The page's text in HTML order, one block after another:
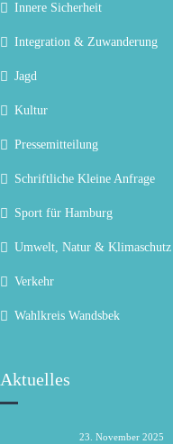
Innere Sicherheit
Integration & Zuwanderung
Jagd
Kultur
Pressemitteilung
Schriftliche Kleine Anfrage
Sport für Hamburg
Umwelt, Natur & Klimaschutz
Verkehr
Wahlkreis Wandsbek
Aktuelles
23. November 2025